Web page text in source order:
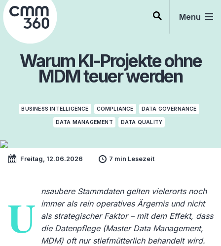
Skip
to
content
Menu
Warum KI-Projekte ohne
MDM teuer werden
BUSINESS INTELLIGENCE COMPLIANCE DATA GOVERNANCE
DATA MANAGEMENT DATA QUALITY
Freitag, 12.06.2026 7 min Lesezeit
U
nsaubere Stammdaten gelten vielerorts noch
immer als rein operatives Ärgernis und nicht
als strategischer Faktor – mit dem Effekt, dass
die Datenpflege (Master Data Management,
MDM) oft nur stiefmütterlich behandelt wird.